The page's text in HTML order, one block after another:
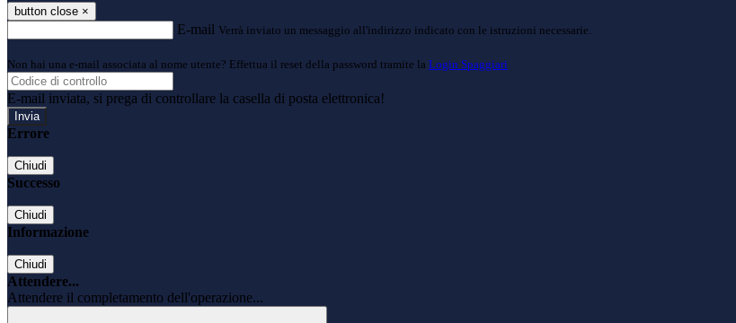
button close ×
E-mail Verrà inviato un messaggio all'indirizzo indicato con le istruzioni necessarie.
Non hai una e-mail associata al nome utente? Effettua il reset della password tramite la Login Spaggiari
E-mail inviata, si prega di controllare la casella di posta elettronica!
Errore
Chiudi
Successo
Chiudi
Informazione
Chiudi
Attendere...
Attendere il completamento dell'operazione...